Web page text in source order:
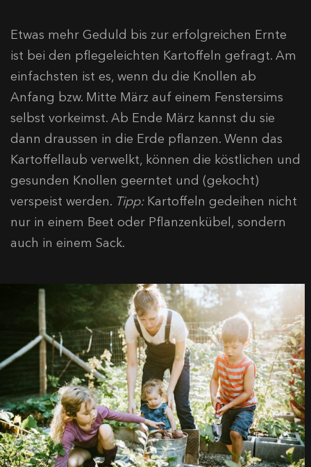
Etwas mehr Geduld bis zur erfolgreichen Ernte
ist bei den pflegeleichten Kartoffeln gefragt. Am
einfachsten ist es, wenn du die Knollen ab
Anfang bzw. Mitte März auf einem Fenstersims
selbst vorkeimst. Ab Ende März kannst du sie
dann draussen in die Erde pflanzen. Wenn das
Kartoffellaub verwelkt, können die köstlichen und
gesunden Knollen geerntet und (gekocht)
verspeist werden. Tipp:Kartoffeln gedeihen nicht
nur in einem Beet oder Pflanzenkübel, sondern
auch in einem Sack.